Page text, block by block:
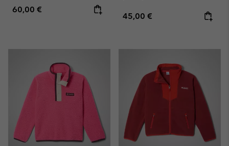
Regular price:
60,00 €
Regular price:
45,00 €